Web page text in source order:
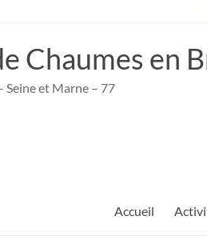
Chaumes en
Seine et Marne – 77
Accueil